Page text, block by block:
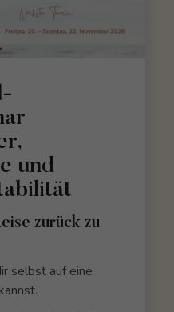
und
zurück zu
selbst auf eine